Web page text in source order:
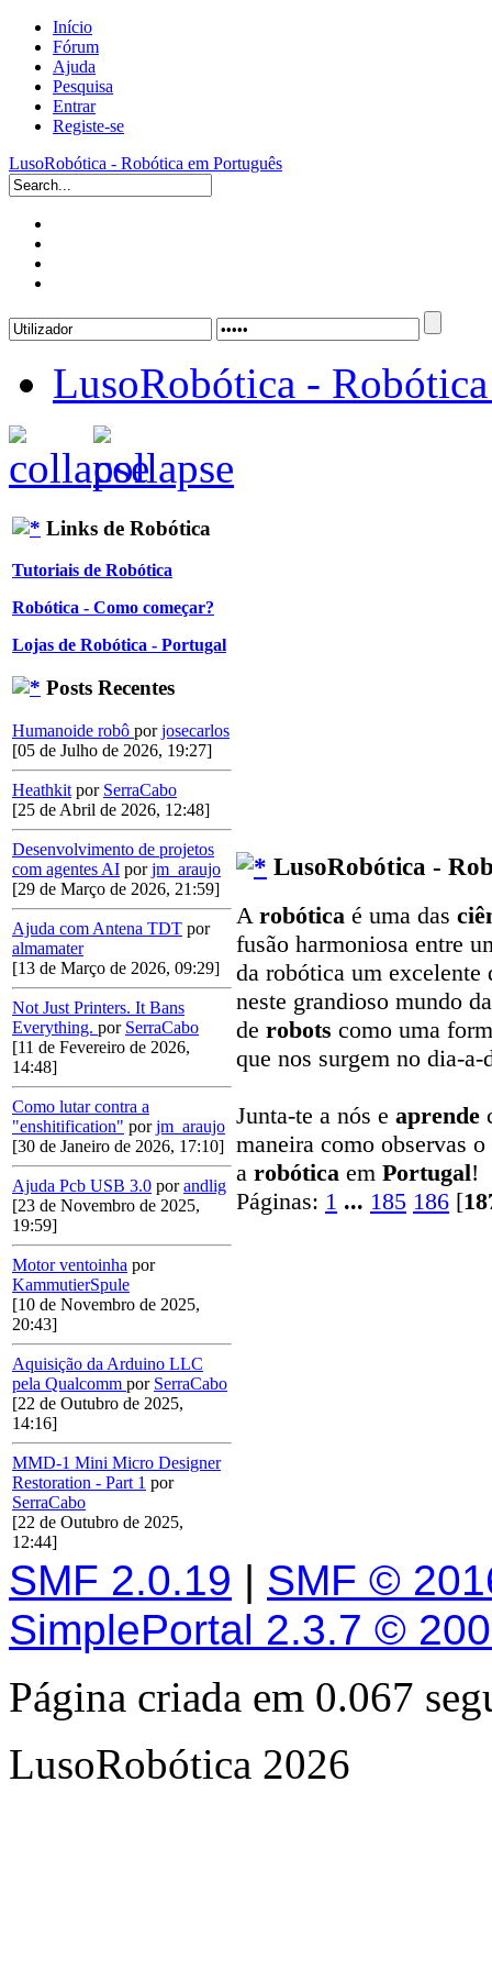
Início
Fórum
Ajuda
Pesquisa
Entrar
Registe-se
LusoRobótica - Robótica em Português
LusoRobótica -
Links de Robótica
Tutoriais de Robótica
Robótica - Como começar?
Lojas de Robótica - Portugal
Posts Recentes
Humanoide robô porjosecarlos
[05 de Julho de 2026, 19:27]
Heathkit por SerraCabo
[25 de Abril de 2026, 12:48]
Desenvolvimento de projetos
com agentes AI porjm_araujo
[29 de Março de 2026, 21:59]
Ajuda com Antena TDT por
almamater
[13 de Março de 2026, 09:29]
Not Just Printers. It Bans
Everything. por SerraCabo
[11 de Fevereiro de 2026,
14:48]
Como lutar contra a
"enshitification" porjm_araujo
[30 de Janeiro de 2026, 17:10]
Ajuda Pcb USB 3.0 porandlig
[23 de Novembro de 2025,
19:59]
Motor ventoinha por
KammutierSpule
[10 de Novembro de 2025,
20:43]
Aquisição da Arduino LLC
pela Qualcomm por SerraCabo
[22 de Outubro de 2025,
14:16]
MMD-1 Mini Micro Designer
Restoration - Part 1 por
SerraCabo
[22 de Outubro de 2025,
12:44]
LusoRobótica -
A robótica é uma das
fusão harmoniosa entre
da robótica um
neste grandioso mundo
de robots como uma
que nos surgem no dia-a-
Junta-te a nós e aprende
maneira como observas
a robótica em Portugal!
Páginas: 1 ... 185 186 [
SMF 2.0.19 | SMF ©
SimplePortal 2.3.7 ©
Página criada em 0.067
LusoRobótica 2026